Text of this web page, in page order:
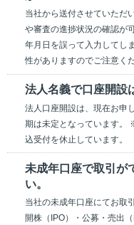
当社から送付させていただ
や審査の進捗状況の確認が
年月日を誤って入力してし
性がありますのでご注意くだ
法人名義で口座開設
法人口座開設は、現在お申
期は未定となっています。
込受付を休止しています。
未成年口座で取引が
い。
当社の未成年口座にてお取
開株（IPO）・公募・売出